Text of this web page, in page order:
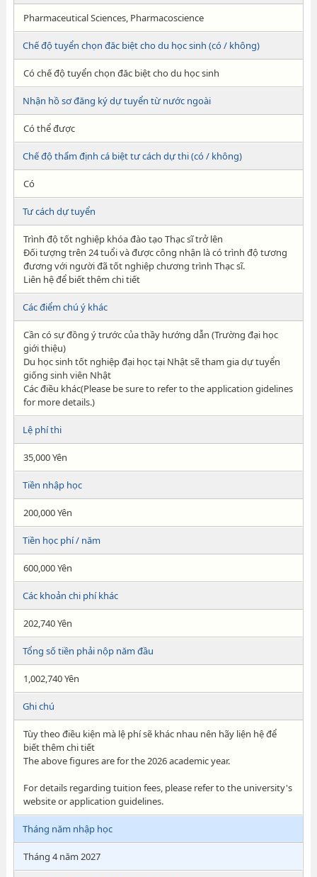
Pharmaceutical Sciences, Pharmacoscience
Chế độ tuyển chọn đăc biệt cho du học sinh (có / không)
Có chế độ tuyển chọn đăc biệt cho du học sinh
Nhận hồ sơ đăng ký dự tuyển từ nước ngoài
Có thể được
Chế độ thẩm định cá biệt tư cách dự thi (có / không)
Có
Tư cách dự tuyển
Trình độ tốt nghiệp khóa đào tạo Thạc sĩ trở lên
Đối tượng trên 24 tuổi và được công nhận là có trình độ tương
đương với người đã tốt nghiệp chương trình Thạc sĩ.
Liên hệ để biết thêm chi tiết
Các điểm chú ý khác
Cần có sự đồng ý trước của thầy hướng dẫn (Trường đại học
giới thiệu)
Du học sinh tốt nghiệp đại học tại Nhật sẽ tham gia dự tuyển
giống sinh viên Nhật
Các điều khác(Please be sure to refer to the application gidelines
for more details.)
Lệ phí thi
35,000 Yên
Tiền nhập học
200,000 Yên
Tiền học phí / năm
600,000 Yên
Các khoản chi phí khác
202,740 Yên
Tổng số tiền phải nộp năm đầu
1,002,740 Yên
Ghi chú
Tùy theo điều kiện mà lệ phí sẽ khác nhau nên hãy liện hệ để
biết thêm chi tiết
The above figures are for the 2026 academic year.
For details regarding tuition fees, please refer to the university's
website or application guidelines.
Tháng năm nhập học
Tháng 4 năm 2027